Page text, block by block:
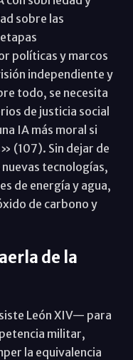
sobre las
políticas y marcos
independiente y
todo, se necesita
de justicia social
IA más moral si
(107). Sin dejar de
tecnologías,
de energía y agua,
de carbono y
de la
León XIV— para
militar,
la equivalencia